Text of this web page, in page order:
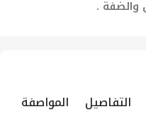
والضفة .
المواصفة التفاصيل